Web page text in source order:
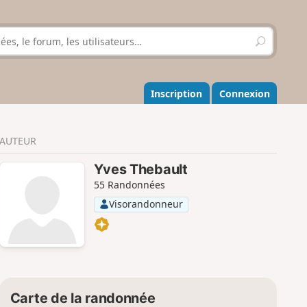
R
e
h
e
r
r
Inscription Connexion
AUTEUR
Yves Thebault
55 Randonnées
Visorandonneur
Carte de la randonnée